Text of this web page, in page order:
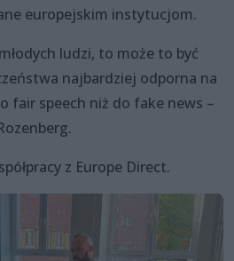
europejskim instytucjom.
ludzi, to może to być
najbardziej odporna na
fair speech niż do fake news –
z Europe Direct.